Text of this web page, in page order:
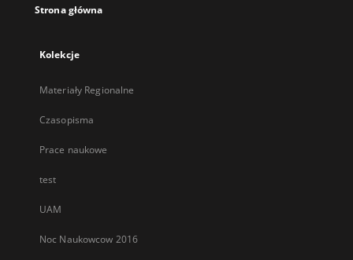
Strona główna
Kolekcje
Materiały Regionalne
Czasopisma
Prace naukowe
test
UAM
Noc Naukowcow 2016